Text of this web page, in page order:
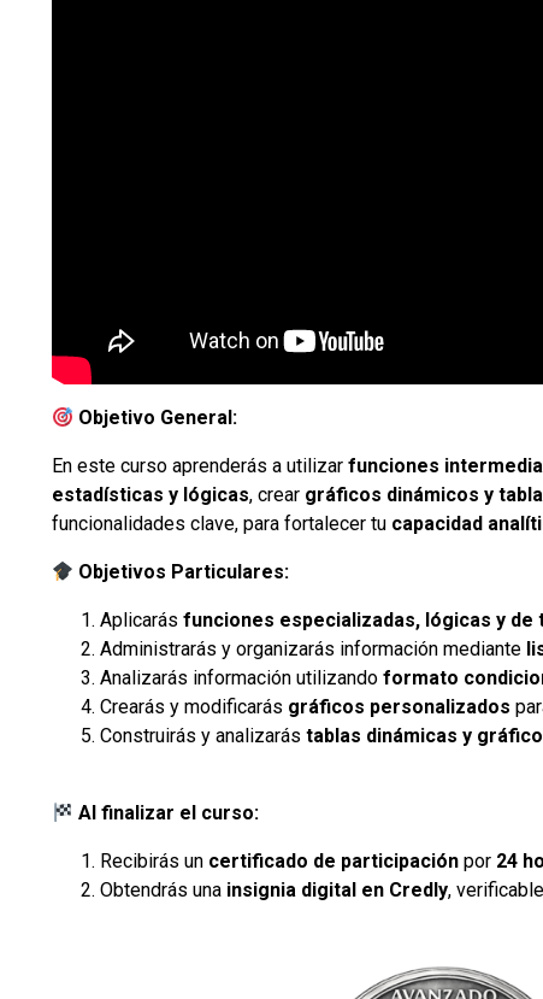
Objetivo General:
En este curso aprenderás a utilizar funciones
estadísticas y lógicas, crear gráficos dinámicos y
funcionalidades clave, para fortalecer tu capacidad
Objetivos Particulares:
Aplicarás funciones especializadas, lógicas y de
Administrarás y organizarás información mediante
Analizarás información utilizando formato
Crearás y modificarás gráficos personalizados
Construirás y analizarás tablas dinámicas y
Al finalizar el curso:
Recibirás un certificado de participación por 24
Obtendrás una insignia digital en Credly,